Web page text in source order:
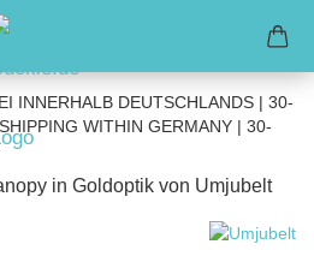
INNERHALB DEUTSCHLANDS | 30-
WITHIN GERMANY | 30-
in Goldoptik von Umjubelt